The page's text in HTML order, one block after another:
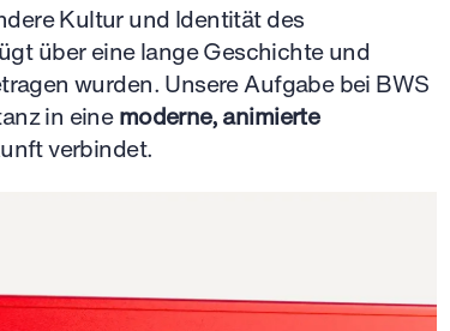
Kultur und Identität des
über eine lange Geschichte und
wurden. Unsere Aufgabe bei BWS
in einemoderne, animierte
verbindet.